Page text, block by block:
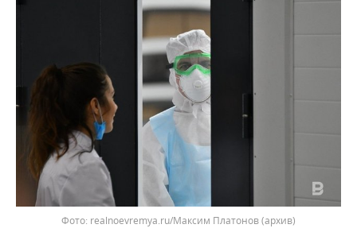
realnoevremya.ru/Максим Платонов (архив)